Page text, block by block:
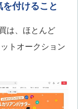
付けること
は、ほとんど
トオークション